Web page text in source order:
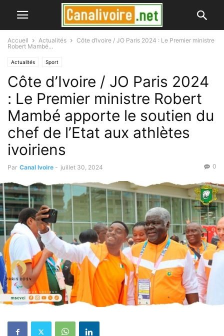
Accueil Actualités
Côte d’Ivoire / JO Paris 2024 : Le Premier ministre
Robert Mambé...
Actualités Sport
Côte d’Ivoire / JO Paris 2024
: Le Premier ministre Robert
Mambé apporte le soutien du
chef de l’Etat aux athlètes
ivoiriens
Par Canal Ivoire - juillet 30, 2024 0